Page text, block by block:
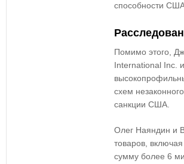
способности
Помимо этого,
International Inc.
схем
санкции США.
Олег Наяндин и
товаров,
сумму более 6